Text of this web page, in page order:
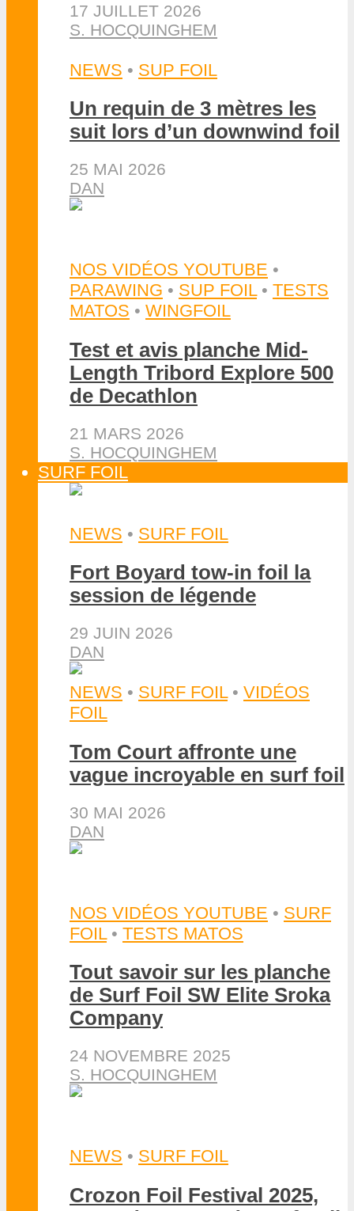
17 JUILLET 2026
S. HOCQUINGHEM
NEWS • SUP FOIL
Un requin de 3 mètres les
suit lors d’un downwind foil
25 MAI 2026
DAN
NOS VIDÉOS YOUTUBE •
PARAWING • SUP FOIL • TESTS
MATOS • WINGFOIL
Test et avis planche Mid-
Length Tribord Explore 500
de Decathlon
21 MARS 2026
S. HOCQUINGHEM
SURF FOIL
NEWS • SURF FOIL
Fort Boyard tow-in foil la
session de légende
29 JUIN 2026
DAN
NEWS • SURF FOIL • VIDÉOS
FOIL
Tom Court affronte une
vague incroyable en surf foil
30 MAI 2026
DAN
NOS VIDÉOS YOUTUBE • SURF
FOIL • TESTS MATOS
Tout savoir sur les planche
de Surf Foil SW Elite Sroka
Company
24 NOVEMBRE 2025
S. HOCQUINGHEM
NEWS • SURF FOIL
Crozon Foil Festival 2025,